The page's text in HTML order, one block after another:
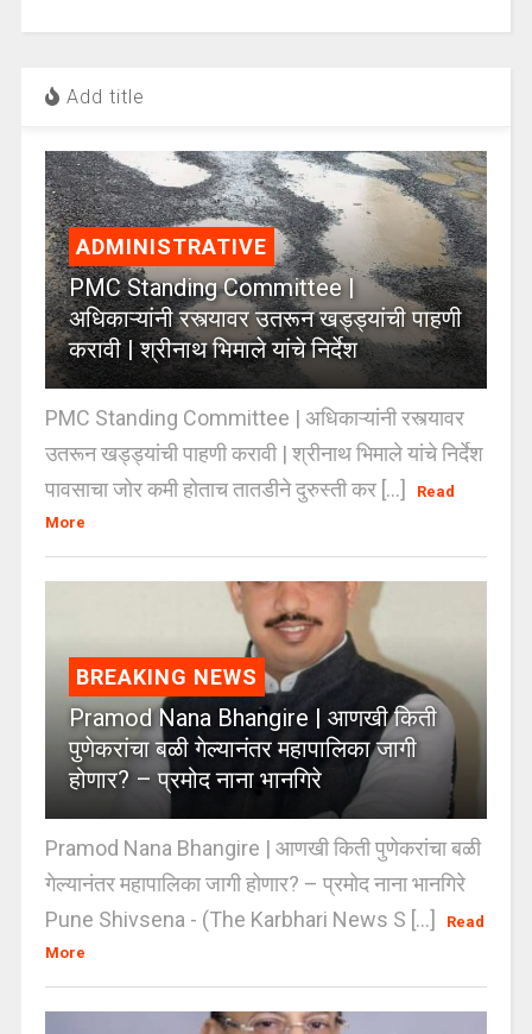
Add title
ADMINISTRATIVE
PMC Standing Committee |
अधिकाऱ्यांनी रस्त्यावर उतरून खड्ड्यांची पाहणी
करावी | श्रीनाथ भिमाले यांचे निर्देश
PMC Standing Committee | अधिकाऱ्यांनी रस्त्यावर
उतरून खड्ड्यांची पाहणी करावी | श्रीनाथ भिमाले यांचे निर्देश
पावसाचा जोर कमी होताच तातडीने दुरुस्ती कर [...]
Read
More
BREAKING NEWS
Pramod Nana Bhangire | आणखी किती
पुणेकरांचा बळी गेल्यानंतर महापालिका जागी
होणार? – प्रमोद नाना भानगिरे
Pramod Nana Bhangire | आणखी किती पुणेकरांचा बळी
गेल्यानंतर महापालिका जागी होणार? – प्रमोद नाना भानगिरे
Pune Shivsena - (The Karbhari News S [...]
Read
More